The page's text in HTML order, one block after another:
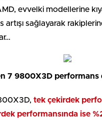
evvelki modellerine
artışı sağlayarak
7 9800X3D performans
tek çekirdek
performansında ise